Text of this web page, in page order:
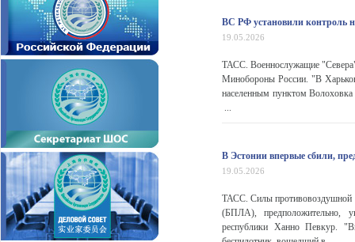
ВС РФ установили контроль
19.05.2026
ТАСС. Военнослужащие "Севера"
Минобороны России. "В
населенным пунктом Волоховка
...
В Эстонии впервые сбили,
19.05.2026
ТАСС. Силы противовоздушной
(БПЛА), предположительно,
республики Ханно Певкур.